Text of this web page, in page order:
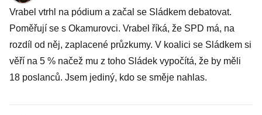
Vrabel vtrhl na pódium a začal se Sládkem debatovat.
Poměřují se s Okamurovci. Vrabel říká, že SPD má, na
rozdíl od něj, zaplacené průzkumy. V koalici se Sládkem si
věří na 5 % načež mu z toho Sládek vypočítá, že by měli
18 poslanců. Jsem jediný, kdo se směje nahlas.